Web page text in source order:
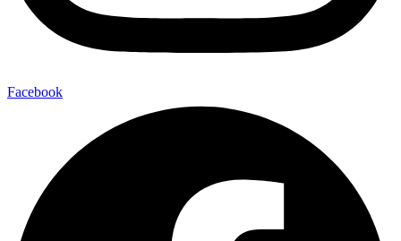
Facebook